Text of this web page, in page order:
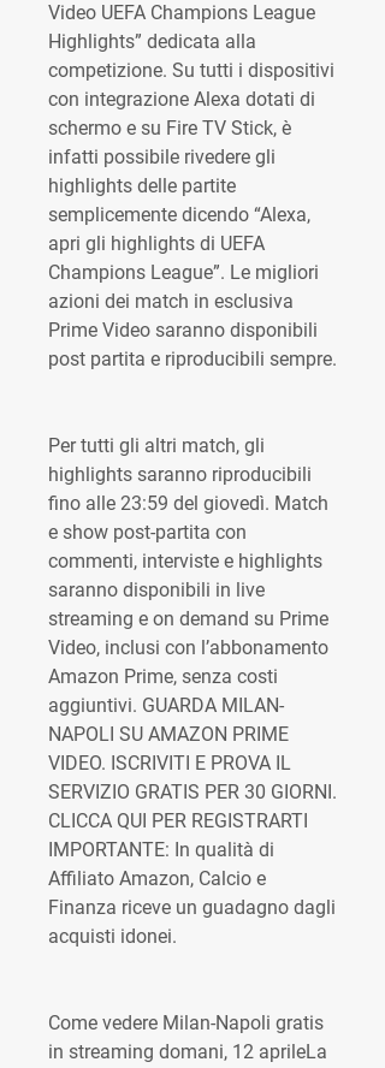
Video UEFA Champions League
Highlights” dedicata alla
competizione. Su tutti i dispositivi
con integrazione Alexa dotati di
schermo e su Fire TV Stick, è
infatti possibile rivedere gli
highlights delle partite
semplicemente dicendo “Alexa,
apri gli highlights di UEFA
Champions League”. Le migliori
azioni dei match in esclusiva
Prime Video saranno disponibili
post partita e riproducibili sempre.
Per tutti gli altri match, gli
highlights saranno riproducibili
fino alle 23:59 del giovedì. Match
e show post-partita con
commenti, interviste e highlights
saranno disponibili in live
streaming e on demand su Prime
Video, inclusi con l’abbonamento
Amazon Prime, senza costi
aggiuntivi. GUARDA MILAN-
NAPOLI SU AMAZON PRIME
VIDEO. ISCRIVITI E PROVA IL
SERVIZIO GRATIS PER 30 GIORNI.
CLICCA QUI PER REGISTRARTI
IMPORTANTE: In qualità di
Affiliato Amazon, Calcio e
Finanza riceve un guadagno dagli
acquisti idonei.
Come vedere Milan-Napoli gratis
in streaming domani, 12 aprileLa